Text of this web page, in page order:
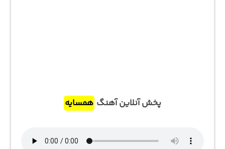
پخش آنلاین آهنگ همسایه